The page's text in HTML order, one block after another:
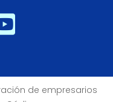
de empresarios